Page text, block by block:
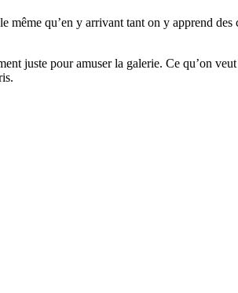
qu’en y arrivant tant on y apprend des
juste pour amuser la galerie. Ce qu’on